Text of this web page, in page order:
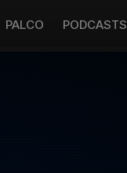
PALCO PODCASTS